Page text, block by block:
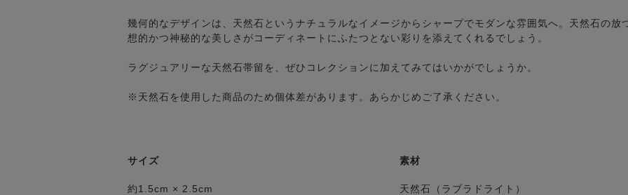
幾何的なデザインは、天然石というナチュラルなイメージからシャープでモダンな雰囲気へ。天然石の放
想的かつ神秘的な美しさがコーディネートにふたつとない彩りを添えてくれるでしょう。
ラグジュアリーな天然石帯留を、ぜひコレクションに加えてみてはいかがでしょうか。
※天然石を使用した商品のため個体差があります。あらかじめご了承ください。
サイズ
約1.5cm × 2.5cm
素材
天然石（ラブラドライト）